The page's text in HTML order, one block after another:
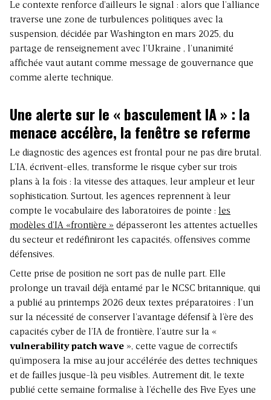
Le contexte renforce d’ailleurs le signal : alors que l’alliance
traverse une zone de turbulences politiques avec la
suspension, décidée par Washington en mars 2025, du
partage de renseignement avec l’Ukraine , l’unanimité
affichée vaut autant comme message de gouvernance que
comme alerte technique.
Une alerte sur le « basculement IA » : la
menace accélère, la fenêtre se referme
Le diagnostic des agences est frontal pour ne pas dire brutal.
L’IA, écrivent-elles, transforme le risque cyber sur trois
plans à la fois : la vitesse des attaques, leur ampleur et leur
sophistication. Surtout, les agences reprennent à leur
compte le vocabulaire des laboratoires de pointe : les
modèles d’IA «frontière » dépasseront les attentes actuelles
du secteur et redéfiniront les capacités, offensives comme
défensives.
Cette prise de position ne sort pas de nulle part. Elle
prolonge un travail déjà entamé par le NCSC britannique, qui
a publié au printemps 2026 deux textes préparatoires : l’un
sur la nécessité de conserver l’avantage défensif à l’ère des
capacités cyber de l’IA de frontière, l’autre sur la «
vulnerability patch wave », cette vague de correctifs
qu’imposera la mise au jour accélérée des dettes techniques
et de failles jusque-là peu visibles. Autrement dit, le texte
publié cette semaine formalise à l’échelle des Five Eyes une